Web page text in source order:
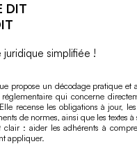
qui concerne
recense les obligations à jour,
de normes, ainsi que les textes
clair : aider les adhérents à
appliquer.